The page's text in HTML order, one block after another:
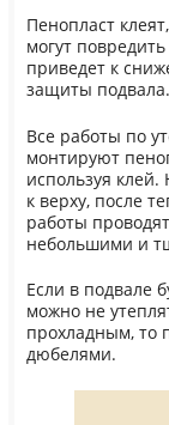
Пенопласт
могут
приведет к
защиты подвала.
Все работы по
монтируют
используя
к верху, после
работы
небольшими и
Если в подвале
можно не
прохладным, то
дюбелями.